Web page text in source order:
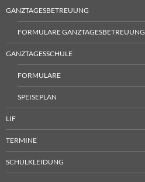
GANZTAGESBETREUUNG
FORMULARE GANZTAGESBETREUUNG
GANZTAGESSCHULE
FORMULARE
SPEISEPLAN
LIF
TERMINE
SCHULKLEIDUNG